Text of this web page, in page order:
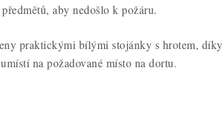
aby nedošlo k požáru.
praktickými bílými stojánky s hrotem, díky
na požadované místo na dortu.